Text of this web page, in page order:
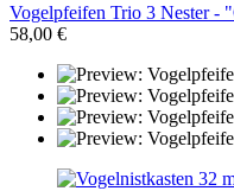
Vogelpfeifen Trio 3 Nester -
58,00 €